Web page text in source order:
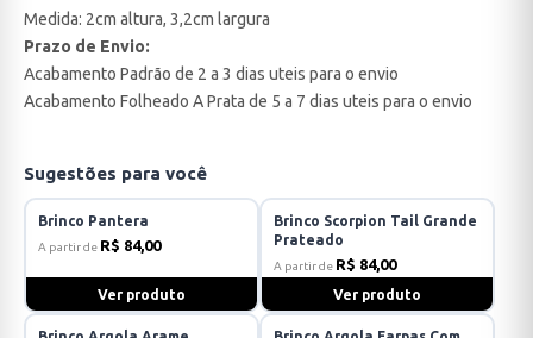
Medida: 2cm altura, 3,2cm largura
Prazo de Envio:
Acabamento Padrão de 2 a 3 dias uteis para o envio
Acabamento Folheado A Prata de 5 a 7 dias uteis para o envio
Sugestões para você
Brinco Pantera
A partir de R$ 84,00
Ver produto
Brinco Scorpion Tail Grande
Prateado
A partir de R$ 84,00
Ver produto